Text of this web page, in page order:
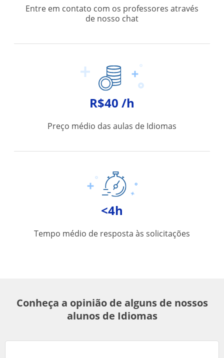
Entre em contato com os professores através
de nosso chat
R$40 /h
Preço médio das aulas de Idiomas
<4h
Tempo médio de resposta às solicitações
Conheça a opinião de alguns de nossos
alunos de Idiomas